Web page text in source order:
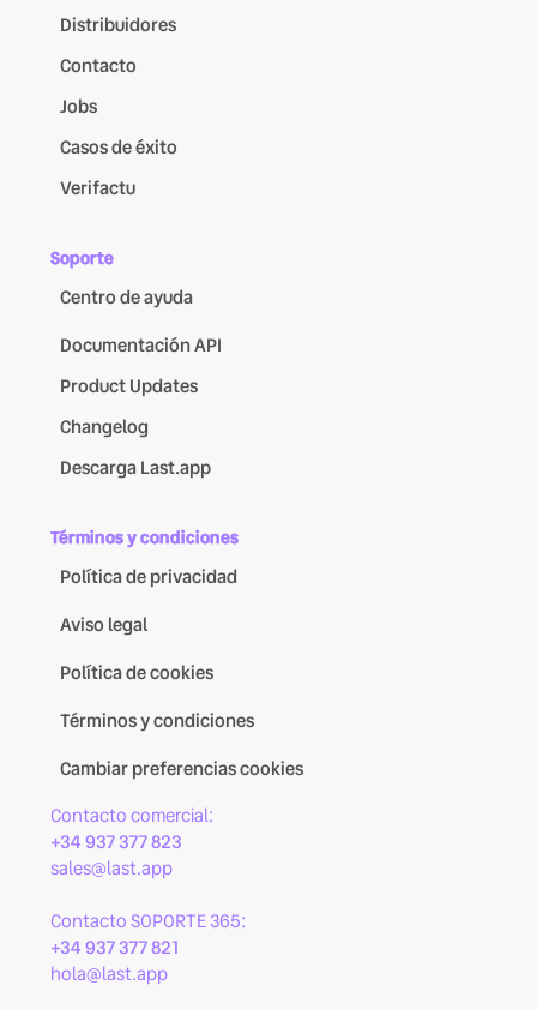
Distribuidores
Contacto
Jobs
Casos de éxito
Verifactu
Soporte
Centro de ayuda
Documentación API
Product Updates
Changelog
Descarga Last.app
Términos y condiciones
Política de privacidad
Aviso legal
Política de cookies
Términos y condiciones
Cambiar preferencias cookies
Contacto comercial:
+34 937 377 823
sales@last.app
Contacto SOPORTE 365:
+34 937 377 821
hola@last.app